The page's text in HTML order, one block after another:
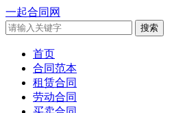
一起合同网
搜索
首页
合同范本
租赁合同
劳动合同